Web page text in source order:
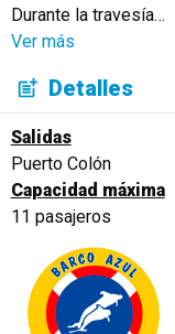
Durante la travesía…
Ver más
Detalles
Salidas
Puerto Colón
Capacidad máxima
11 pasajeros